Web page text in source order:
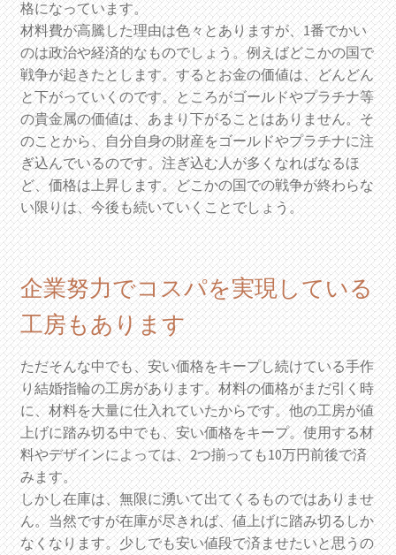
格になっています。
材料費が高騰した理由は色々とありますが、1番でかい
のは政治や経済的なものでしょう。例えばどこかの国で
戦争が起きたとします。するとお金の価値は、どんどん
と下がっていくのです。ところがゴールドやプラチナ等
の貴金属の価値は、あまり下がることはありません。そ
のことから、自分自身の財産をゴールドやプラチナに注
ぎ込んでいるのです。注ぎ込む人が多くなればなるほ
ど、価格は上昇します。どこかの国での戦争が終わらな
い限りは、今後も続いていくことでしょう。
企業努力でコスパを実現している
工房もあります
ただそんな中でも、安い価格をキープし続けている手作
り結婚指輪の工房があります。材料の価格がまだ引く時
に、材料を大量に仕入れていたからです。他の工房が値
上げに踏み切る中でも、安い価格をキープ。使用する材
料やデザインによっては、2つ揃っても10万円前後で済
みます。
しかし在庫は、無限に湧いて出てくるものではありませ
ん。当然ですが在庫が尽きれば、値上げに踏み切るしか
なくなります。少しでも安い値段で済ませたいと思うの